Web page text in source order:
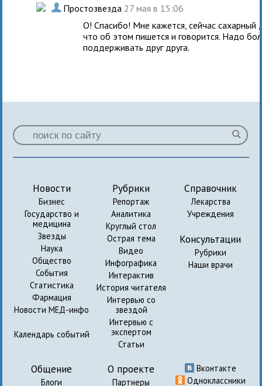
. Простозвезда 27 мая в 15:06
О! Спасибо! Мне кажется, сейчас
что об этом пишется и говорится. Надо
поддерживать друг друга.
Новости
Бизнес
Государство и
медицина
Звезды
Наука
Общество
События
Статистика
Фармация
Новости МЕД-инфо
Календарь событий
Рубрики
Репортаж
Аналитика
Круглый стол
Острая тема
Видео
Инфографика
Интерактив
История читателя
Интервью со
звездой
Интервью с
экспертом
Статьи
Справочник
Лекарства
Учреждения
Консультации
Рубрики
Наши врачи
Общение
Блоги
О проекте
Партнеры
Вконтакте
Одноклассники